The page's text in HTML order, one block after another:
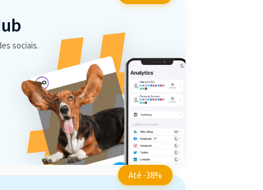
sociais.
Até -38%